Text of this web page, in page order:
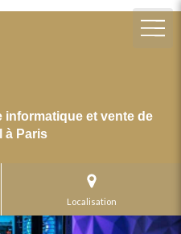
informatique et vente de
à Paris
Localisation